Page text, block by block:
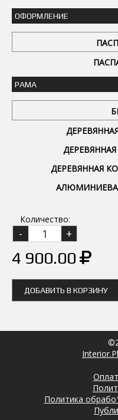
ОФОРМЛЕНИЕ
РАМА
ДЕРЕВЯННАЯ
Количество:
4 900.00
ДОБАВИТЬ В КОРЗИНУ
Политика